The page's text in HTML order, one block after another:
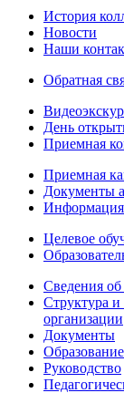
История
Новости
Наши
Обратная
День
Приемная
Приемная
Дoкументы
Целевое
Сведения об
Структура и
организации
Документы
Образование
Руководство